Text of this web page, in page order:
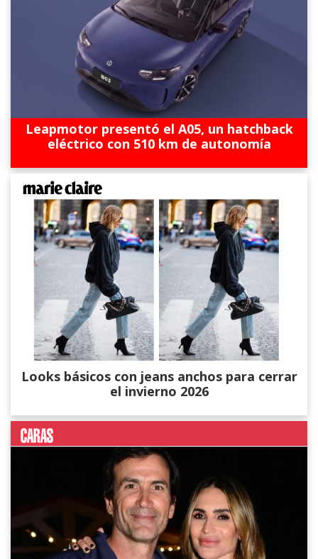
Leapmotor presentó el A05, un hatchback
eléctrico con 510 km de autonomía
Looks básicos con jeans anchos para cerrar
el invierno 2026